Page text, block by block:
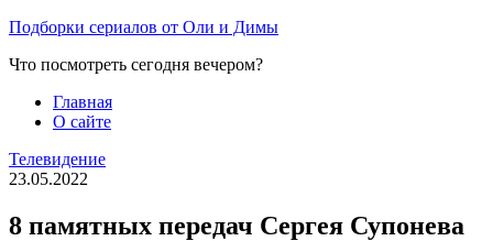
Перейти
содержимому
Подборки сериалов от Оли и Димы
Что посмотреть сегодня вечером?
Главная
О сайте
Телевидение
23.05.2022
8 памятных передач Сергея Супонева